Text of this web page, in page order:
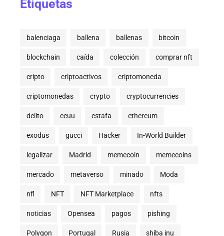
Etiquetas
balenciaga ballena ballenas bitcoin
blockchain caída colección comprar nft
cripto criptoactivos criptomoneda
criptomonedas crypto cryptocurrencies
delito eeuu estafa ethereum
exodus gucci Hacker In-World Builder
legalizar Madrid memecoin memecoins
mercado metaverso minado Moda
nfl NFT NFT Marketplace nfts
noticias Opensea pagos pishing
Polygon Portugal Rusia shiba inu